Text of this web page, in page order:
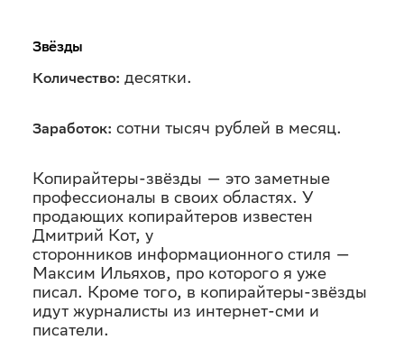
Звёзды
Количество: десятки.
Заработок: сотни тысяч рублей в месяц.
Копирайтеры-звёзды — это заметные
профессионалы в своих областях. У
продающих копирайтеров известен
Дмитрий Кот, у
сторонников информационного стиля —
Максим Ильяхов, про которого я уже
писал. Кроме того, в копирайтеры-звёзды
идут журналисты из интернет-сми и
писатели.